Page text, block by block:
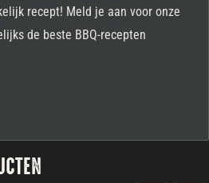
recept! Meld je aan voor onze
de beste BBQ-recepten